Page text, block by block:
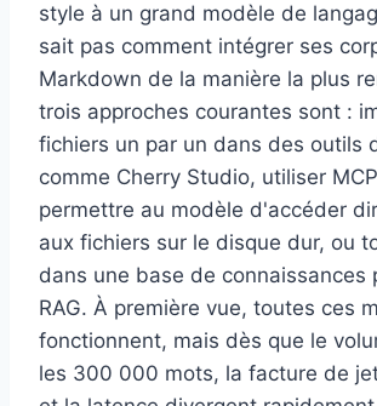
style à un grand modèle de
sait pas comment intégrer ses
Markdown de la manière la plus
trois approches courantes sont :
fichiers un par un dans des outils
comme Cherry Studio, utiliser
permettre au modèle d'accéder
aux fichiers sur le disque dur, ou
dans une base de connaissances
RAG. À première vue, toutes ces
fonctionnent, mais dès que le
les 300 000 mots, la facture de